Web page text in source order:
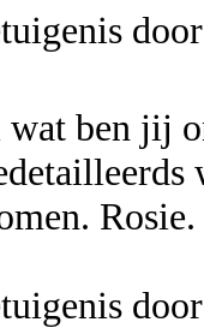
door
ben jij
Rosie.
door